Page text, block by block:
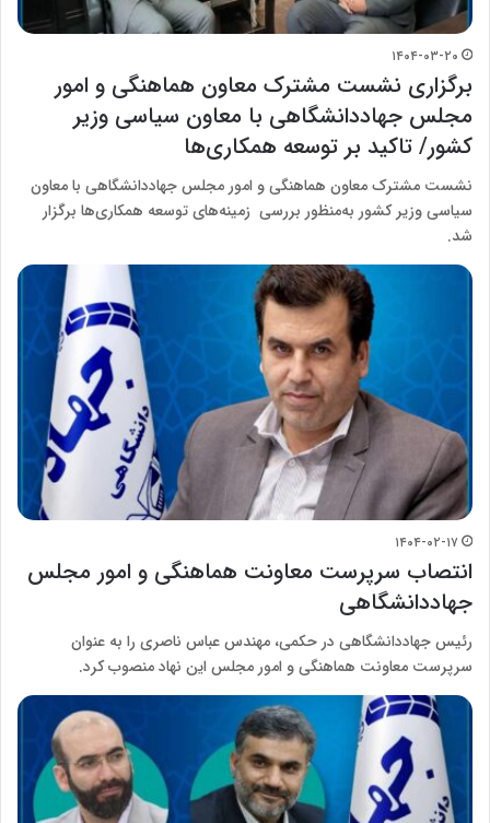
۱۴۰۴-۰۳-۲۰
برگزاری نشست مشترک معاون هماهنگی و امور
مجلس جهاددانشگاهی با معاون سیاسی وزیر
کشور/ تاکید بر توسعه همکاری‌ها
نشست مشترک معاون هماهنگی و امور مجلس جهاددانشگاهی با معاون
سیاسی وزیر کشور به‌منظور بررسی زمینه‌های توسعه همکاری‌ها برگزار
شد.
۱۴۰۴-۰۲-۱۷
انتصاب سرپرست معاونت هماهنگی و امور مجلس
جهاددانشگاهی
رئیس جهاددانشگاهی در حکمی، مهندس عباس ناصری را به عنوان
سرپرست معاونت هماهنگی و امور مجلس این نهاد منصوب کرد.